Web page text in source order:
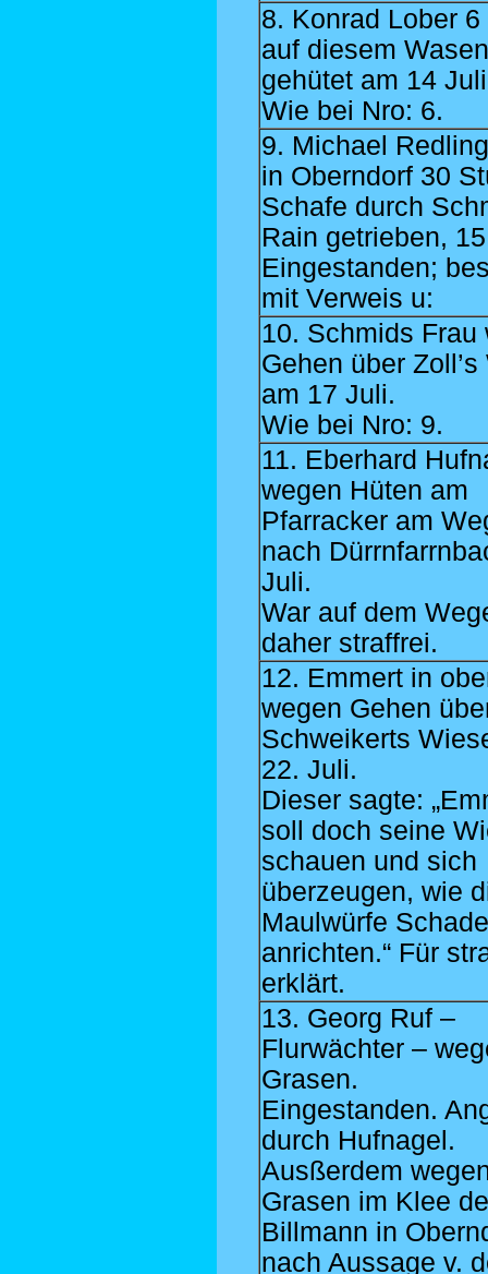
8. Konrad Lober 6
auf diesem Wasen
gehütet am 14
Wie bei Nro: 6.
9. Michael
in Oberndorf 30
Schafe durch
Rain getrieben,
Eingestanden;
mit Verweis u:
10. Schmids Frau
Gehen über
am 17 Juli.
Wie bei Nro: 9.
11. Eberhard
wegen Hüten am
Pfarracker am
nach
Juli.
War auf dem
daher straffrei.
12. Emmert in
wegen Gehen
Schweikerts
22. Juli.
Dieser sagte:
soll doch seine
schauen und sich
überzeugen, wie
Maulwürfe
anrichten.“ Für
erklärt.
13. Georg Ruf –
Flurwächter –
Grasen.
Eingestanden.
durch Hufnagel.
Ausßerdem
Grasen im Klee
Billmann in
nach Aussage v.